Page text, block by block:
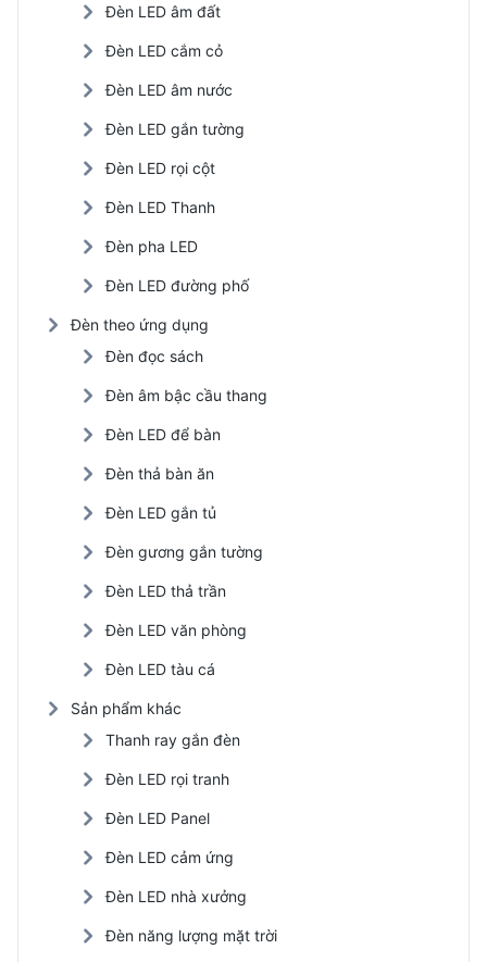
Đèn LED âm đất
Đèn LED cắm cỏ
Đèn LED âm nước
Đèn LED gắn tường
Đèn LED rọi cột
Đèn LED Thanh
Đèn pha LED
Đèn LED đường phố
Đèn theo ứng dụng
Đèn đọc sách
Đèn âm bậc cầu thang
Đèn LED để bàn
Đèn thả bàn ăn
Đèn LED gắn tủ
Đèn gương gắn tường
Đèn LED thả trần
Đèn LED văn phòng
Đèn LED tàu cá
Sản phẩm khác
Thanh ray gắn đèn
Đèn LED rọi tranh
Đèn LED Panel
Đèn LED cảm ứng
Đèn LED nhà xưởng
Đèn năng lượng mặt trời